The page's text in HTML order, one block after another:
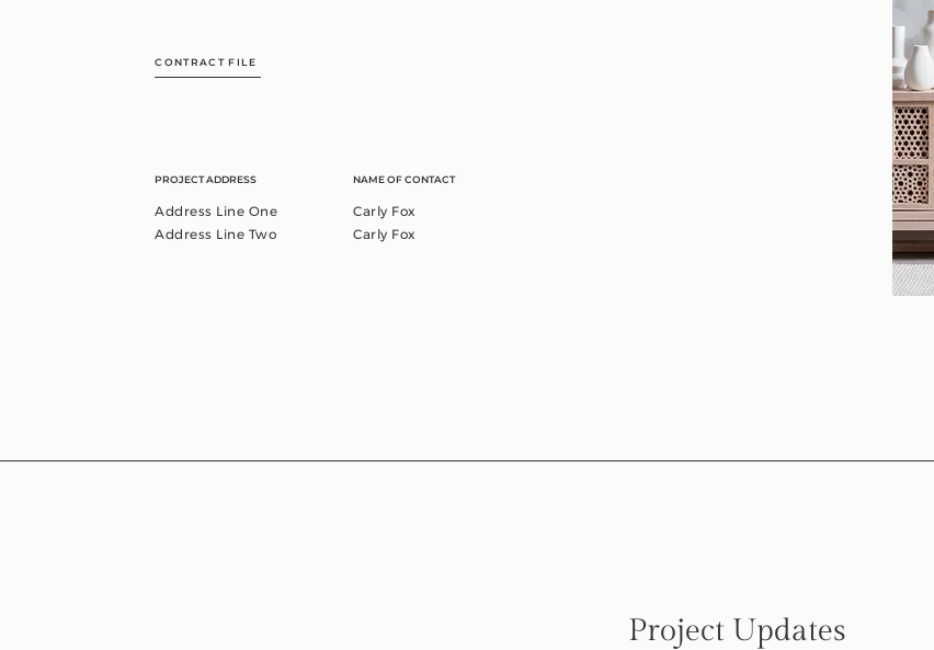
CONTRACT FILE
PROJECT ADDRESS
Address Line One
Address Line Two
NAME OF CONTACT
Carly Fox
Carly Fox
Project Updates